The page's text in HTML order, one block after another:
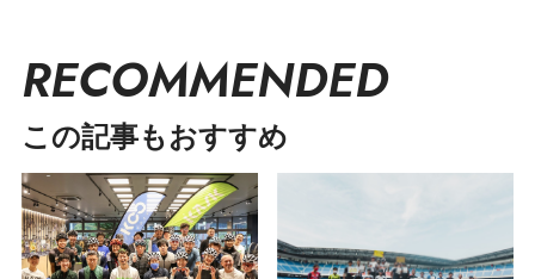
RECOMMENDED
この記事もおすすめ